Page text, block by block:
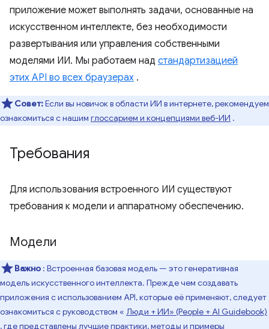
приложение может выполнять задачи, основанные на
искусственном интеллекте, без необходимости
развертывания или управления собственными
моделями ИИ. Мы работаем над стандартизацией
этих API во всех браузерах .
Совет:Если вы новичок в области ИИ в интернете, рекомендуем
ознакомиться с нашим глоссарием и концепциями веб-ИИ .
Требования
Для использования встроенного ИИ существуют
требования к модели и аппаратному обеспечению.
Модели
Важно : Встроенная базовая модель — это генеративная
модель искусственного интеллекта. Прежде чем создавать
приложения с использованием API, которые её применяют, следует
ознакомиться с руководством « Люди + ИИ» (People + AI Guidebook)
, где представлены лучшие практики, методы и примеры